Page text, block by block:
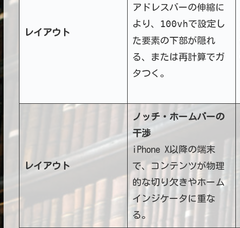
レイアウト
アドレスバーの伸縮に
より、
100vhで設定し
た要素の下部が隠れ
る、または再計算でガ
タつく。
レイアウト
ノッチ・ホームバーの
干渉
iPhone X以降の端末
で、コンテンツが物理
的な切り欠きやホーム
インジケータに重な
る。